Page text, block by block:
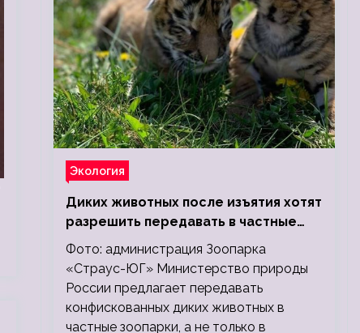
Экология
Диких животных после изъятия хотят
разрешить передавать в частные
зоопарки
Фото: администрация Зоопарка
«Страус-ЮГ» Министерство природы
России предлагает передавать
конфискованных диких животных в
частные зоопарки, а не только в